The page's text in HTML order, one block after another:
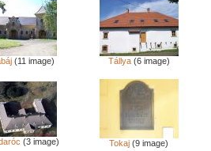
(11 image) Tállya(6 image)
(3 image) Tokaj (9 image)